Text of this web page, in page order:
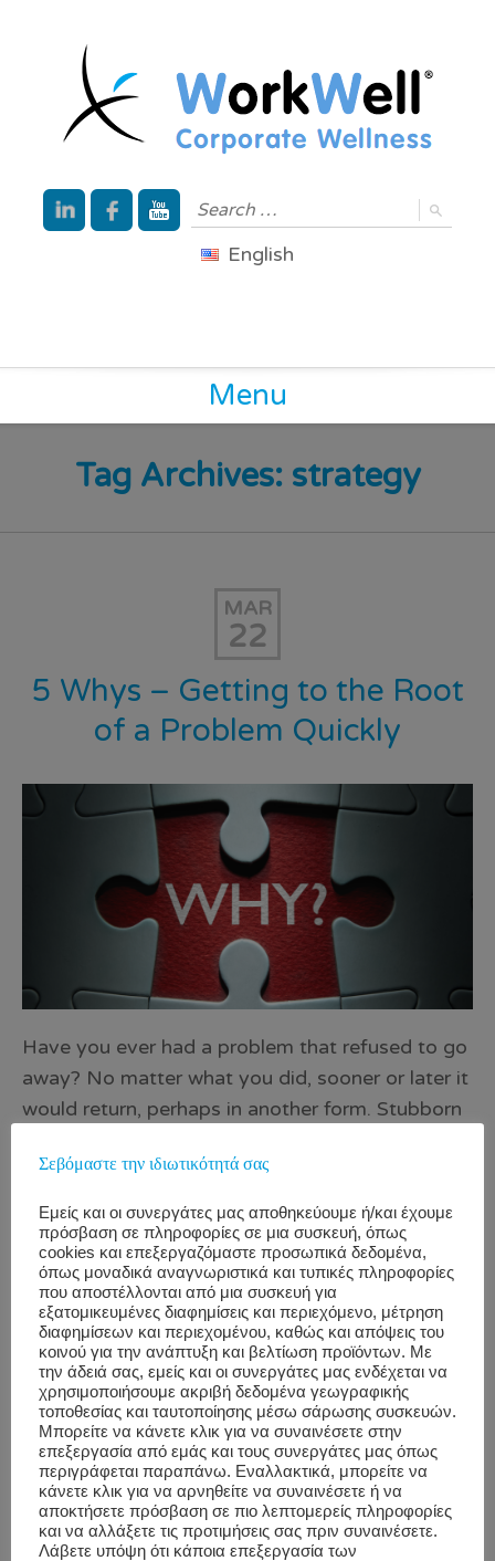
English
Menu
Tag Archives: strategy
MAR
22
5 Whys – Getting to the Root
of a Problem Quickly
Have you ever had a problem that refused to go
away? No matter what you did, sooner or later it
would return, perhaps in another form. Stubborn
deeper issues. “Quick fixes” may seem
convenient, but they often solve only the
surface issues and waste resources that could
otherwise be used to tackle the real cause.
Source: Mind Tools Content Team In this article
and in the video, below, we look at the 5 Whys
technique (sometimes known as 5Y). This is a
simple but powerful tool for cutting quickly
through the outward symptoms of a problem to
reveal its underlying causes – so that you […]
Workwell
Blog,
Company
corporate
wellness
Σεβόμαστε την ιδιωτικότητά σας
Εμείς και οι συνεργάτες μας αποθηκεύουμε ή/και έχουμε
πρόσβαση σε πληροφορίες σε μια συσκευή, όπως
cookies και επεξεργαζόμαστε προσωπικά δεδομένα,
όπως μοναδικά αναγνωριστικά και τυπικές πληροφορίες
που αποστέλλονται από μια συσκευή για
εξατομικευμένες διαφημίσεις και περιεχόμενο, μέτρηση
διαφημίσεων και περιεχομένου, καθώς και απόψεις του
κοινού για την ανάπτυξη και βελτίωση προϊόντων. Με
την άδειά σας, εμείς και οι συνεργάτες μας ενδέχεται να
χρησιμοποιήσουμε ακριβή δεδομένα γεωγραφικής
τοποθεσίας και ταυτοποίησης μέσω σάρωσης συσκευών.
Μπορείτε να κάνετε κλικ για να συναινέσετε στην
επεξεργασία από εμάς και τους συνεργάτες μας όπως
περιγράφεται παραπάνω. Εναλλακτικά, μπορείτε να
κάνετε κλικ για να αρνηθείτε να συναινέσετε ή να
αποκτήσετε πρόσβαση σε πιο λεπτομερείς πληροφορίες
και να αλλάξετε τις προτιμήσεις σας πριν συναινέσετε.
Λάβετε υπόψη ότι κάποια επεξεργασία των